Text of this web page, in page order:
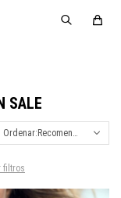
SALE
Recomendados
filtros